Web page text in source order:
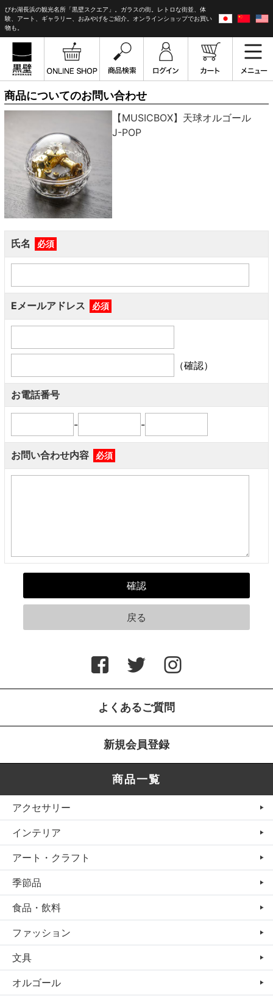
びわ湖長浜の観光名所「黒壁スクエア」。ガラスの街。レトロな街並、体
験、アート、ギャラリー、おみやげをご紹介。オンラインショップでお買い
物も。
商品についてのお問い合わせ
【MUSICBOX】天球オルゴール
J-POP
氏名 必須
Eメールアドレス 必須
（確認）
お電話番号
- -
お問い合わせ内容 必須
よくあるご質問
新規会員登録
商品一覧
アクセサリー
インテリア
アート・クラフト
季節品
食品・飲料
ファッション
文具
オルゴール